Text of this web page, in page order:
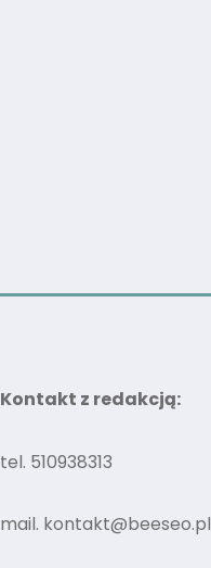
Kontakt z redakcją:
tel. 510938313
mail. kontakt@beeseo.pl